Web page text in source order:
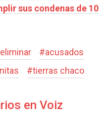
sus condenas de 10
#acusados
#tierras chaco
en Voiz